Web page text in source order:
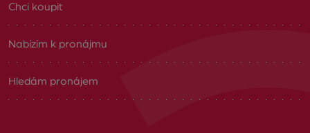
Chci koupit
Nabízím k pronájmu
Hledám pronájem